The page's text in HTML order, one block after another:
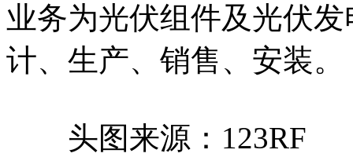
业务为光伏组件及光伏
计、生产、销售、安装。
头图来源：123RF